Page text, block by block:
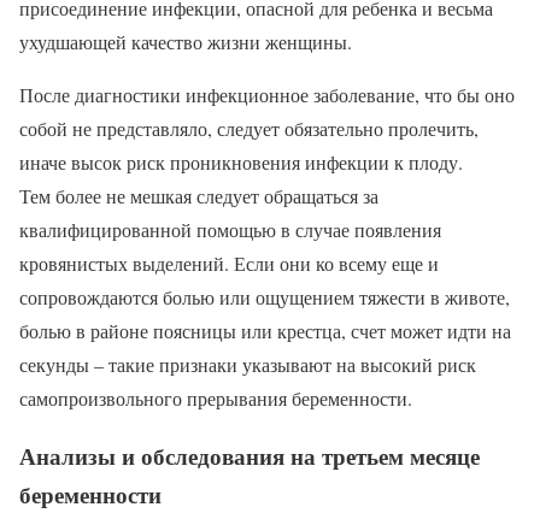
присоединение инфекции, опасной для ребенка и весьма
ухудшающей качество жизни женщины.
После диагностики инфекционное заболевание, что бы оно
собой не представляло, следует обязательно пролечить,
иначе высок риск проникновения инфекции к плоду.
Тем более не мешкая следует обращаться за
квалифицированной помощью в случае появления
кровянистых выделений. Если они ко всему еще и
сопровождаются болью или ощущением тяжести в животе,
болью в районе поясницы или крестца, счет может идти на
секунды – такие признаки указывают на высокий риск
самопроизвольного прерывания беременности.
Анализы и обследования на третьем месяце
беременности